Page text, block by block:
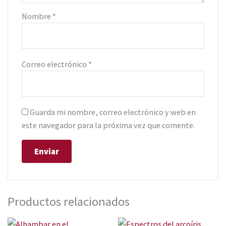
Nombre *
Correo electrónico *
Guarda mi nombre, correo electrónico y web en
este navegador para la próxima vez que comente.
Productos relacionados